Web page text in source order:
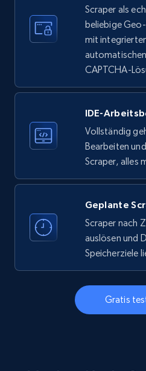
LinkedIn company
ID, Name, Country code,
Employees in linkedin,
3.5K+
business account, Is
verified, and more.
3.5K+
Instagram - Profiles -
Scraper als
beliebige
mit
CAPTCHA-
IDE-
Vollständig
Bearbeiten
Scraper, alles
Geplante
Scraper nach
auslösen und
Speicherziele
Gratis